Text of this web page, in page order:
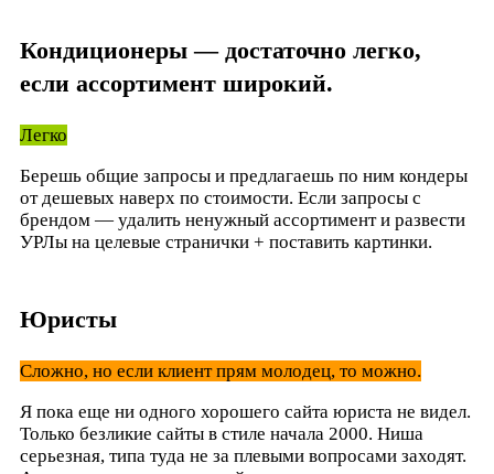
Кондиционеры — достаточно легко,
если ассортимент широкий.
Легко
Берешь общие запросы и предлагаешь по ним кондеры
от дешевых наверх по стоимости. Если запросы с
брендом — удалить ненужный ассортимент и развести
УРЛы на целевые странички + поставить картинки.
Юристы
Сложно, но если клиент прям молодец, то можно.
Я пока еще ни одного хорошего сайта юриста не видел.
Только безликие сайты в стиле начала 2000. Ниша
серьезная, типа туда не за плевыми вопросами заходят.